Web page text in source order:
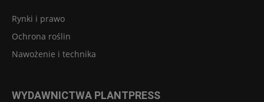
Rynki i prawo
Ochrona roślin
Nawożenie i technika
WYDAWNICTWA PLANTPRESS